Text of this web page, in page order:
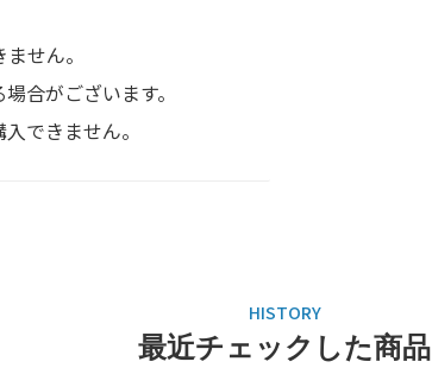
せん。
合がございます。
できません。
最近チェックした商品